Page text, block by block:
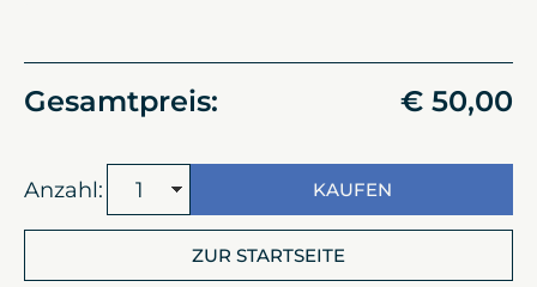
Gesamtpreis: € 50,00
Anzahl: KAUFEN
ZUR STARTSEITE